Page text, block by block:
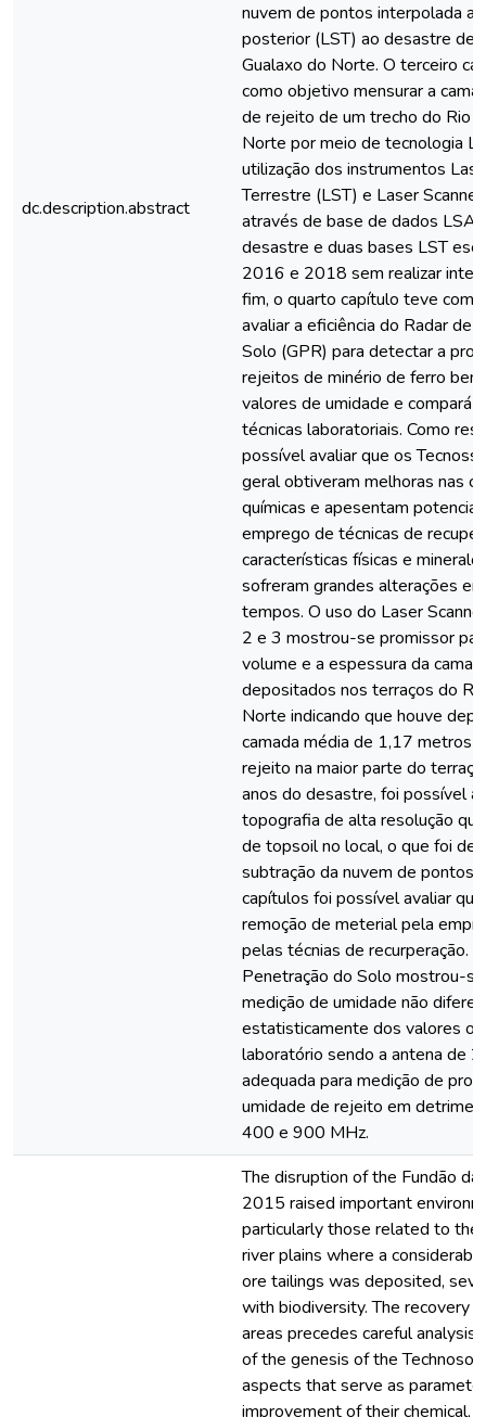
dc.description.abstract
nuvem de pontos interpolada
posterior (LST) ao desastre de
Gualaxo do Norte. O terceiro
como objetivo mensurar a
de rejeito de um trecho do Rio
Norte por meio de tecnologia
utilização dos instrumentos
Terrestre (LST) e Laser
através de base de dados LSA
desastre e duas bases LST
2016 e 2018 sem realizar
fim, o quarto capítulo teve
avaliar a eficiência do Radar de
Solo (GPR) para detectar a
rejeitos de minério de ferro
valores de umidade e compará-
técnicas laboratoriais. Como
possível avaliar que os
geral obtiveram melhoras nas
químicas e apesentam potencial
emprego de técnicas de
características físicas e
sofreram grandes alterações
tempos. O uso do Laser
2 e 3 mostrou-se promissor
volume e a espessura da
depositados nos terraços do
Norte indicando que houve
camada média de 1,17 metros
rejeito na maior parte do
anos do desastre, foi possível
topografia de alta resolução
de topsoil no local, o que foi
subtração da nuvem de pontos.
capítulos foi possível avaliar
remoção de meterial pela
pelas técnias de recurperação.
Penetração do Solo mostrou-
medição de umidade não
estatisticamente dos valores
laboratório sendo a antena de
adequada para medição de
umidade de rejeito em
400 e 900 MHz.
The disruption of the Fundão
2015 raised important
particularly those related to the
river plains where a
ore tailings was deposited,
with biodiversity. The recovery
areas precedes careful
of the genesis of the
aspects that serve as
improvement of their chemical,